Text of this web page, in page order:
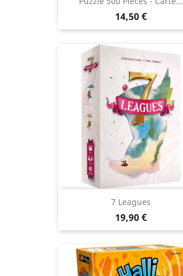
Prix
14,50 €
7 Leagues
Prix
19,90 €